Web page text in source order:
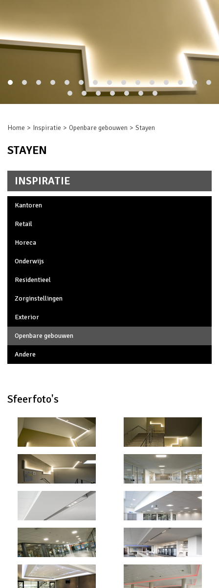
Home Inspiratie Openbare gebouwen Stayen
STAYEN
INSPIRATIE
Kantoren
Retail
Horeca
Onderwijs
Residentieel
Zorginstellingen
Exterior
Openbare gebouwen
Andere
Sfeerfoto's